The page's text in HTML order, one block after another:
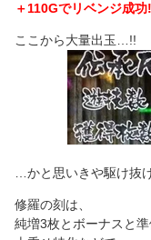
＋110Gでリベンジ成功
ここから大量出玉…!!
…かと思いきや駆け抜
修羅の刻は、
純増3枚とボーナスと準